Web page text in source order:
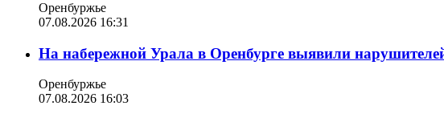
Оренбуржье
07.08.2026 16:31
На набережной Урала в Оренбурге выявили
Оренбуржье
07.08.2026 16:03